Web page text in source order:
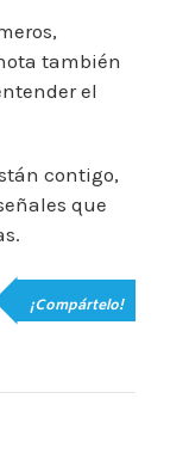
también
el
contigo,
que
¡Compártelo!